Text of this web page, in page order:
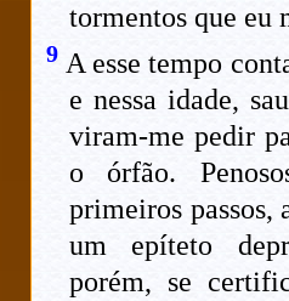
tormentos que eu
9 A esse tempo
e nessa idade,
viram-me pedir
o órfão.
primeiros passos,
um epíteto
porém, se